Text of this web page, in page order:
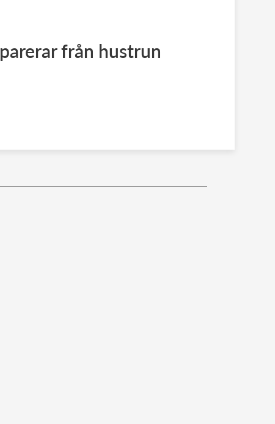
från hustrun